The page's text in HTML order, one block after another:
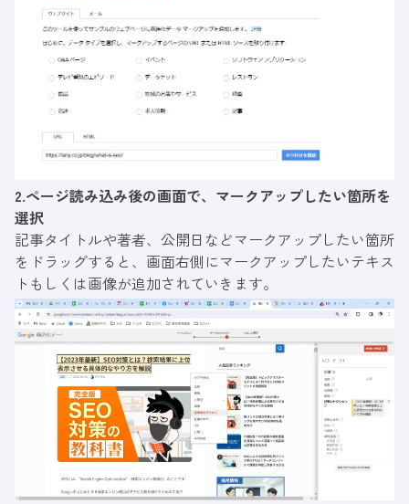
2.ページ読み込み後の画面で、マークアップしたい箇所を
選択
記事タイトルや著者、公開日などマークアップしたい箇所
をドラッグすると、画面右側にマークアップしたいテキス
トもしくは画像が追加されていきます。